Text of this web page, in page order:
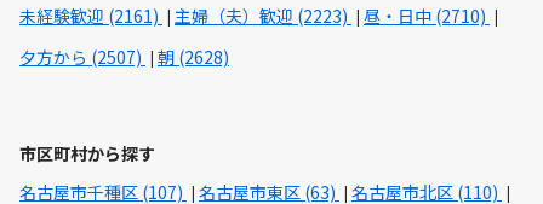
未経験歓迎 (2161)
主婦（夫）歓迎 (2223)
昼・日中 (2710)
夕方から (2507)
朝 (2628)
市区町村から探す
名古屋市千種区 (107)
名古屋市東区 (63)
名古屋市北区 (110)